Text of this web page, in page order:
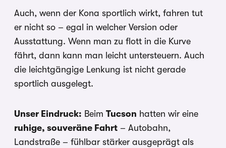
Auch, wenn der Kona sportlich wirkt, fahren tut
er nicht so – egal in welcher Version oder
Ausstattung. Wenn man zu flott in die Kurve
fährt, dann kann man leicht untersteuern. Auch
die leichtgängige Lenkung ist nicht gerade
sportlich ausgelegt.
Unser Eindruck: Beim Tucson hatten wir eine
ruhige, souveräne Fahrt – Autobahn,
Landstraße – fühlbar stärker ausgeprägt als